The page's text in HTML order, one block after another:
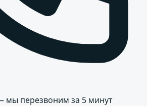
мы перезвоним за 5 минут